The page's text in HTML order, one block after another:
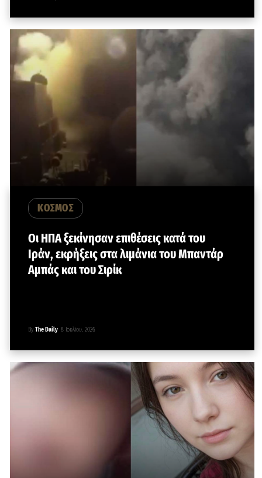
ΚΟΣΜΟΣ
Οι ΗΠΑ ξεκίνησαν επιθέσεις κατά του
Ιράν, εκρήξεις στα λιμάνια του Μπαντάρ
Αμπάς και του Σιρίκ
By The Daily 8 Ιουλίου, 2026